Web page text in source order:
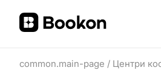
common.main-page / Центри